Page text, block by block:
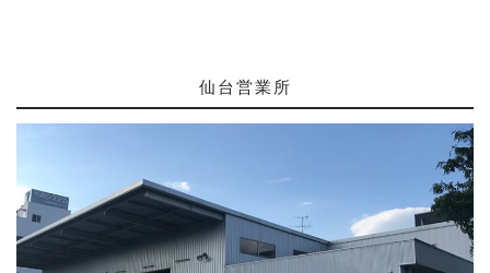
仙台営業所